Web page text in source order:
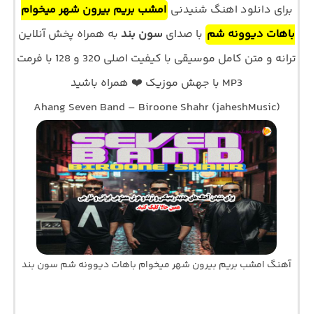
برای دانلود اهنگ شنیدنی امشب بریم بیرون شهر میخوام
باهات دیوونه شم با صدای سون بند به همراه پخش آنلاین
ترانه و متن کامل موسیقی با کیفیت اصلی 320 و 128 با فرمت
MP3 با جهش موزیک ❤️ همراه باشید
Ahang Seven Band – Biroone Shahr (jaheshMusic)
آهنگ امشب بریم بیرون شهر میخوام باهات دیوونه شم سون بند